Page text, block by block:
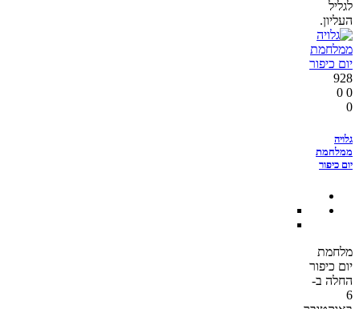
לגליל
העליון.
928
0
0
0
גלויה
ממלחמת
יום כיפור
מלחמת
יום כיפור
החלה ב-
6